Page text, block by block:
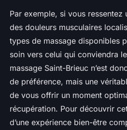
Par exemple, si vous ressentez
des douleurs musculaires
types de massage disponibles
soin vers celui qui conviendra
massage Saint-Brieuc n’est
de préférence, mais une
de vous offrir un moment
récupération. Pour découvrir
d’une expérience bien-être